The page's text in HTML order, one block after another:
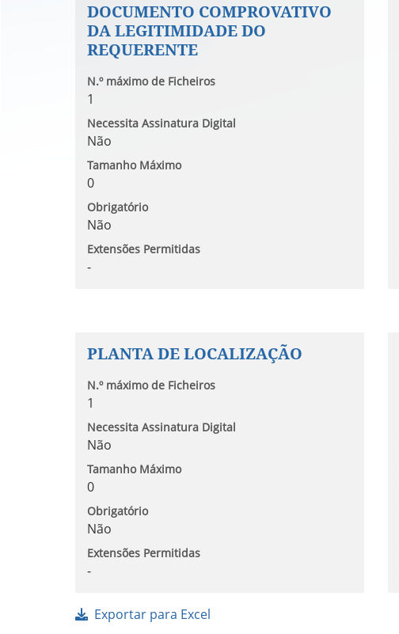
DOCUMENTO COMPROVATIVO
DA LEGITIMIDADE DO
REQUERENTE
N.º máximo de Ficheiros
1
Necessita Assinatura Digital
Não
Tamanho Máximo
0
Obrigatório
Não
Extensões Permitidas
-
PLANTA DE LOCALIZAÇÃO
N.º máximo de Ficheiros
1
Necessita Assinatura Digital
Não
Tamanho Máximo
0
Obrigatório
Não
Extensões Permitidas
-
Exportar para Excel